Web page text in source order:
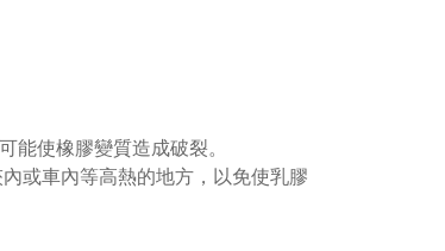
使橡膠變質造成破裂。
或車內等高熱的地方，以免使乳膠